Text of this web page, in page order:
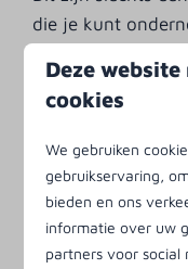
die je kunt
bieden, of je nu
strand ligt of juist
geschiedenis en
Faciliteiten
Om volledig tot
Vaarwater je van
Deze
cookies
We gebruiken
gebruikservaring,
bieden en ons
informatie over uw
partners voor social